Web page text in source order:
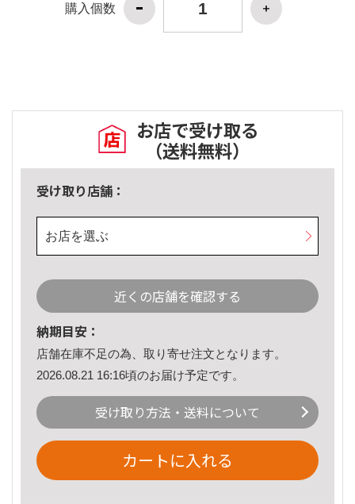
購入個数
お店で受け取る
（送料無料）
受け取り店舗：
お店を選ぶ
近くの店舗を確認する
納期目安：
店舗在庫不足の為、取り寄せ注文となります。
2026.08.21 16:16頃のお届け予定です。
受け取り方法・送料について
カートに入れる